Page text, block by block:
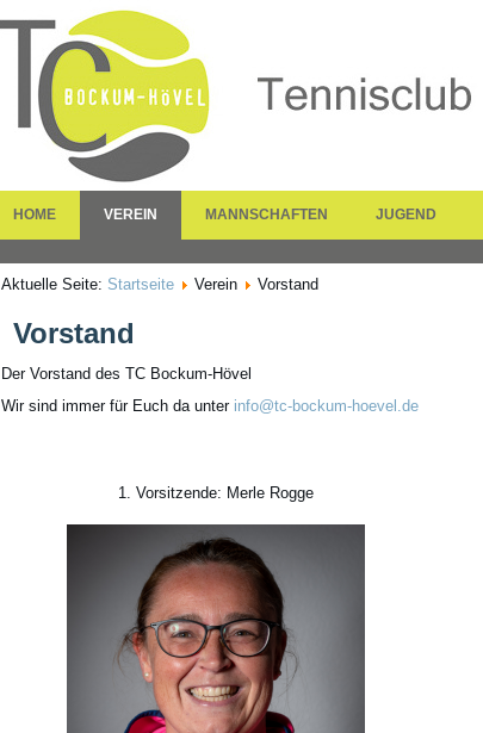
HOME VEREIN MANNSCHAFTEN JUGEND
Aktuelle Seite: Startseite Verein Vorstand
Vorstand
Der Vorstand des TC Bockum-Hövel
Wir sind immer für Euch da unter info@tc-bockum-hoevel.de
1. Vorsitzende: Merle Rogge